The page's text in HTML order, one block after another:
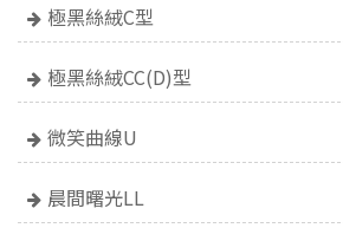
極黑絲絨C型
極黑絲絨CC(D)型
微笑曲線U
晨間曙光LL